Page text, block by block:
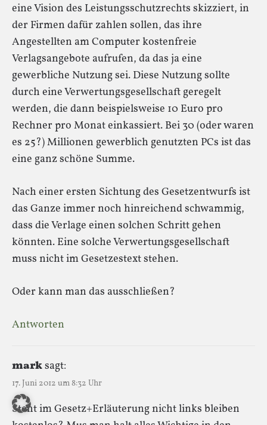
eine Vision des Leistungsschutzrechts skizziert, in
der Firmen dafür zahlen sollen, das ihre
Angestellten am Computer kostenfreie
Verlagsangebote aufrufen, da das ja eine
gewerbliche Nutzung sei. Diese Nutzung sollte
durch eine Verwertungsgesellschaft geregelt
werden, die dann beispielsweise 10 Euro pro
Rechner pro Monat einkassiert. Bei 30 (oder waren
es 25?) Millionen gewerblich genutzten PCs ist das
eine ganz schöne Summe.
Nach einer ersten Sichtung des Gesetzentwurfs ist
das Ganze immer noch hinreichend schwammig,
dass die Verlage einen solchen Schritt gehen
könnten. Eine solche Verwertungsgesellschaft
muss nicht im Gesetzestext stehen.
Oder kann man das ausschließen?
Antworten
marksagt:
17. Juni 2012 um 8:32 Uhr
Steht im Gesetz+Erläuterung nicht links bleiben